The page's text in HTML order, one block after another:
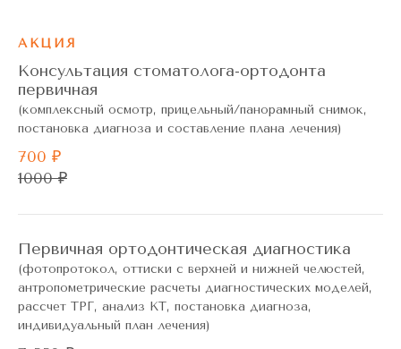
АКЦИЯ
Консультация стоматолога-ортодонта
первичная
(комплексный осмотр, прицельный/панорамный снимок,
постановка диагноза и составление плана лечения)
700 ₽
1000 ₽
Первичная ортодонтическая диагностика
(фотопротокол, оттиски с верхней и нижней челюстей,
антропометрические расчеты диагностических моделей,
рассчет ТРГ, анализ КТ, постановка диагноза,
индивидуальный план лечения)